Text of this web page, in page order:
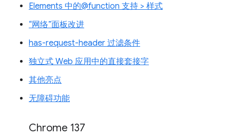
Elements 中的@function 支持 > 样式
“网络”面板改进
has-request-header 过滤条件
独立式 Web 应用中的直接套接字
其他亮点
无障碍功能
Chrome 137